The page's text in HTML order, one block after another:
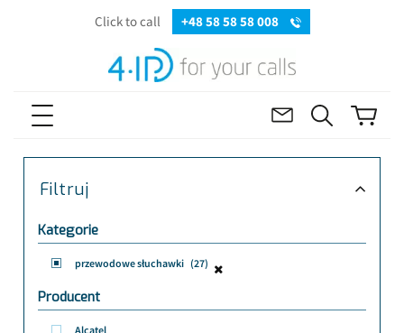
Click to call +48 58 58 58 008
Filtruj
Kategorie
przewodowe słuchawki (27)
Producent
Alcatel